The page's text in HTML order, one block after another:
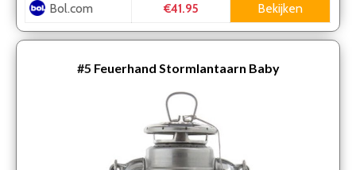
Bol.com
€41.95 Bekijken
#5 Feuerhand Stormlantaarn Baby